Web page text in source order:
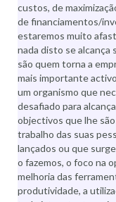
custos, de
de financiamentos/
estaremos muito
nada disto se alcança
são quem torna a
mais importante
um organismo que
desafiado para
objectivos que lhe
trabalho das suas
lançados ou que
o fazemos, o foco na
melhoria das
produtividade, a